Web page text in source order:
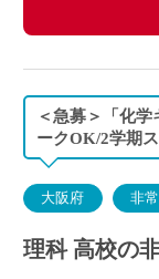
＜急募＞「化
ークOK/2学期
大阪府 非
理科 高校の